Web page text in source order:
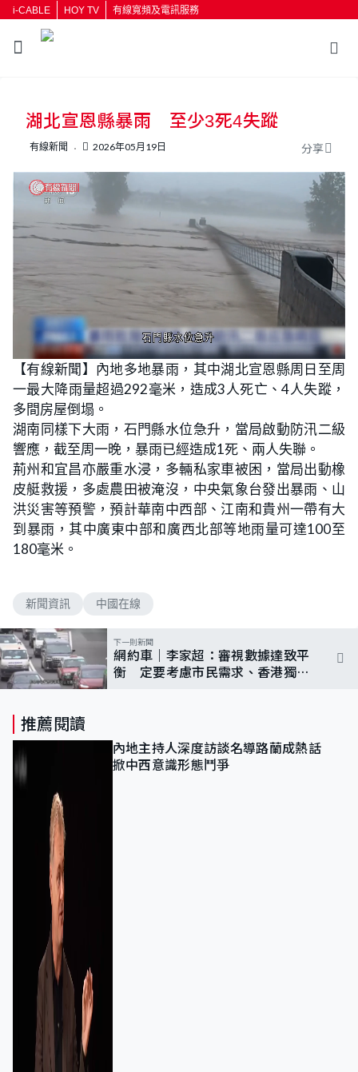
i-CABLE HOY TV 有線寬頻及電訊服務
按輸入鍵開始搜尋
湖北宣恩縣暴雨 至少3死4失蹤
有線新聞 2026年05月19日 分享
U
n
m
t
e
L
o
a
d
e
d
6
.
6
0
%
【有線新聞】內地多地暴雨，其中湖北宣恩縣周日至周
一最大降雨量超過292毫米，造成3人死亡、4人失蹤，
多間房屋倒塌。
湖南同樣下大雨，石門縣水位急升，當局啟動防汛二級
響應，截至周一晚，暴雨已經造成1死、兩人失聯。
荊州和宜昌亦嚴重水浸，多輛私家車被困，當局出動橡
皮艇救援，多處農田被淹沒，中央氣象台發出暴雨、山
洪災害等預警，預計華南中西部、江南和貴州一帶有大
到暴雨，其中廣東中部和廣西北部等地雨量可達100至
180毫米。
新聞資訊 中國在線
下一則新聞
網約車｜李家超：審視數據達致平
衡 定要考慮市民需求、香港獨特
推薦閱讀
內地主持人深度訪談名導路蘭成熱話
掀中西意識形態鬥爭